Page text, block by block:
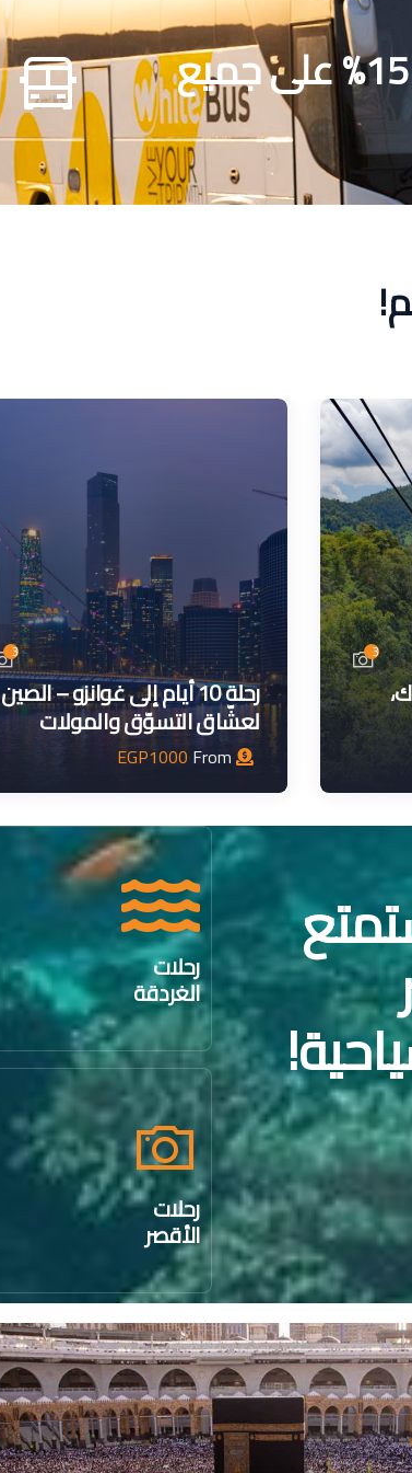
سافر مع المشرق… وتمتع بخصم 15% على جميع
3
3
رحلة 10 أيام إلى غوانزو – الصين
لعشّاق التسوّق والمولات
EGP1000
رحلات
الغردقة
رحلات
الأقصر